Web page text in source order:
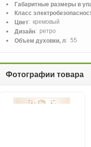
Габаритные размеры в
Класс
Цвет: кремовый
Дизайн: ретро
Объем духовки, л: 55
Фотографии товара